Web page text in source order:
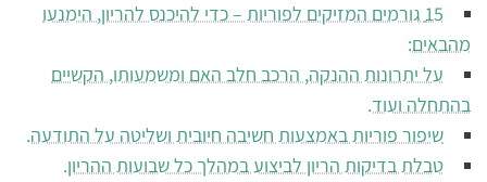
15 גורמים המזיקים לפוריות – כדי להיכנס להריון, הימנעו
מהבאים:
על יתרונות ההנקה, הרכב חלב האם ומשמעותו, הקשיים
בהתחלה ועוד.
שיפור פוריות באמצעות חשיבה חיובית ושליטה על התודעה.
טבלת בדיקות הריון לביצוע במהלך כל שבועות ההריון.